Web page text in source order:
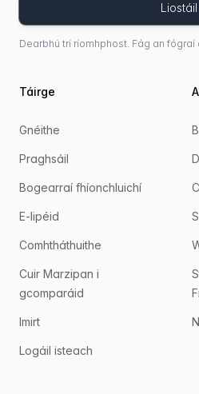
Liostáil
Dearbhú trí ríomhphost. Fág an fógraí
Táirge
Gnéithe
Praghsáil
Bogearraí fhíonchluichí
E-lipéid
Comhtháthuithe
Cuir Marzipan i
gcomparáid
Imirt
Logáil isteach